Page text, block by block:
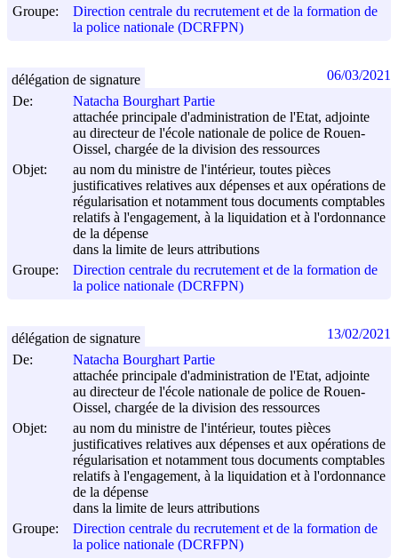
Groupe:
Direction centrale du recrutement et de la formation de
la police nationale (DCRFPN)
De:
Natacha Bourghart Partie
attachée principale d'administration de l'Etat, adjointe
au directeur de l'école nationale de police de Rouen-
Oissel, chargée de la division des ressources
Objet:
au nom du ministre de l'intérieur, toutes pièces
justificatives relatives aux dépenses et aux opérations de
régularisation et notamment tous documents comptables
relatifs à l'engagement, à la liquidation et à l'ordonnance
de la dépense
dans la limite de leurs attributions
Groupe:
Direction centrale du recrutement et de la formation de
la police nationale (DCRFPN)
délégation de signature 06/03/2021
De:
Natacha Bourghart Partie
attachée principale d'administration de l'Etat, adjointe
au directeur de l'école nationale de police de Rouen-
Oissel, chargée de la division des ressources
Objet:
au nom du ministre de l'intérieur, toutes pièces
justificatives relatives aux dépenses et aux opérations de
régularisation et notamment tous documents comptables
relatifs à l'engagement, à la liquidation et à l'ordonnance
de la dépense
dans la limite de leurs attributions
Groupe:
Direction centrale du recrutement et de la formation de
la police nationale (DCRFPN)
délégation de signature 13/02/2021